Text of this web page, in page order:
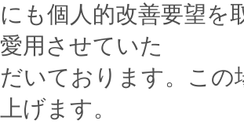
にも個人的改善要望を
愛用させていた
だいております。こ
上げます。